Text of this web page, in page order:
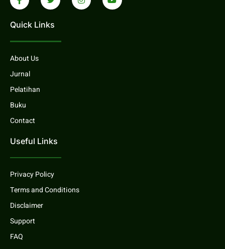
Quick Links
About Us
Jurnal
Pelatihan
Buku
Contact
Useful Links
Privacy Policy
Terms and Conditions
Disclaimer
Support
FAQ